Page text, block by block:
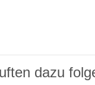
dazu